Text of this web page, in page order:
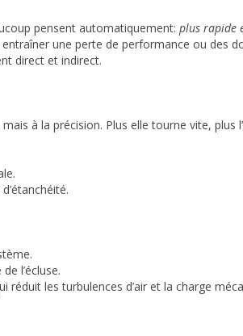
pensent automatiquement: plus rapide
une perte de performance ou des
direct et indirect.
à la précision. Plus elle tourne vite,
l’écluse.
réduit les turbulences d’air et la charge